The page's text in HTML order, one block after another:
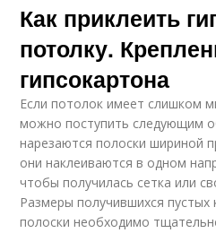
Как приклеить
потолку.
гипсокартона
Если потолок имеет слишком
можно поступить следующим
нарезаются полоски шириной
они наклеиваются в одном
чтобы получилась сетка или
Размеры получившихся пустых
полоски необходимо